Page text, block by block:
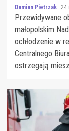
Damian Pietrzak 24
Przewidywane
małopolskim
ochłodzenie w
Centralnego
ostrzegają